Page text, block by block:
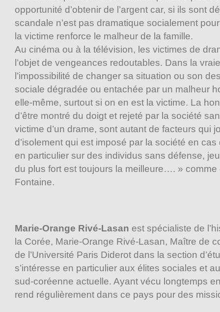
opportunité d’obtenir de l’argent car, si ils sont
scandale n’est pas dramatique socialement
la victime renforce le malheur de la famille.
Au cinéma ou à la télévision, les victimes de
l’objet de vengeances redoutables. Dans la
l’impossibilité de changer sa situation ou son
sociale dégradée ou entachée par un malheur
elle-même, surtout si on en est la victime. La
d’être montré du doigt et rejeté par la société
victime d’un drame, sont autant de facteurs qui
d’isolement qui est imposé par la société en
en particulier sur des individus sans défense,
du plus fort est toujours la meilleure…. »
Fontaine.
Marie-Orange Rivé-Lasan est spécialiste de
la Corée, Marie-Orange Rivé-Lasan, Maître de
de l’Université Paris Diderot dans la section
s’intéresse en particulier aux élites sociales et
sud-coréenne actuelle. Ayant vécu longtemps
rend régulièrement dans ce pays pour des